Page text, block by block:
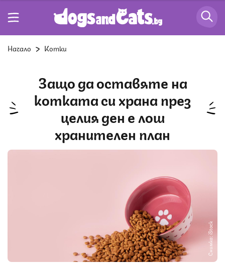
Начало Котки
Защо да оставяте на
котката си храна през
целия ден е лош
хранителен план
Снимка: iStock